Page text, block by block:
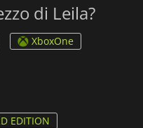
i temi dell'amore,
del suo passato.
che tratta
sia
completamente
di Leila?
XboxOne
EDITION